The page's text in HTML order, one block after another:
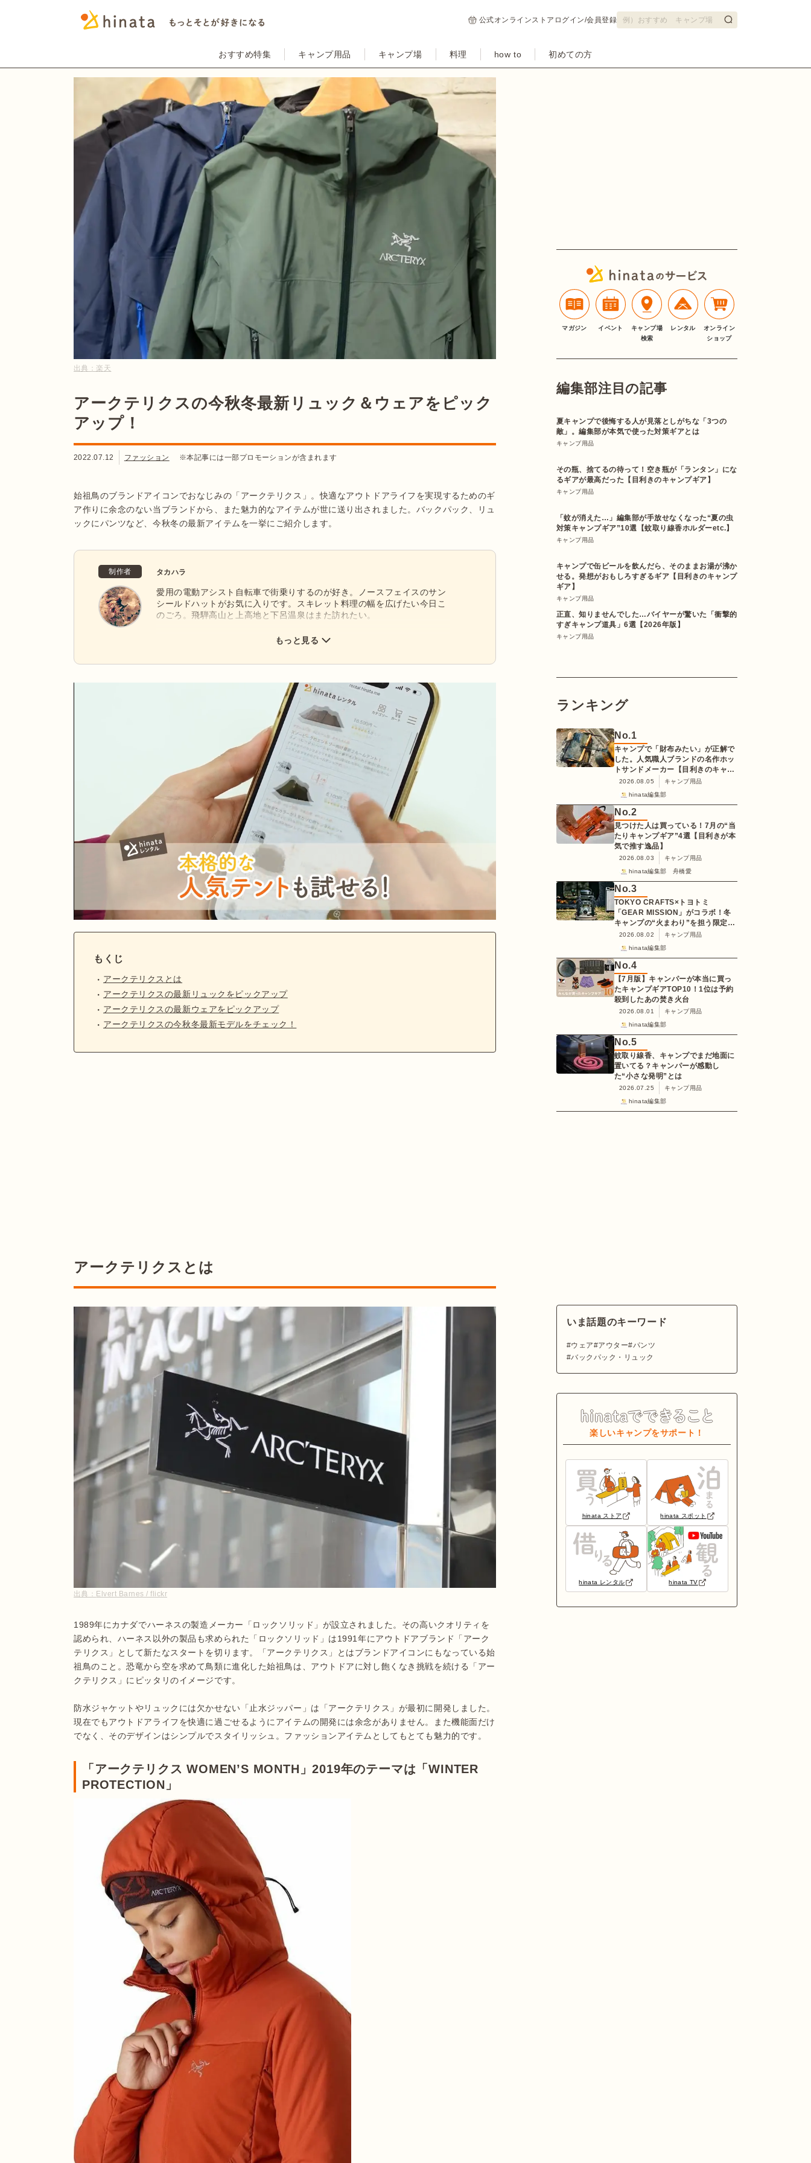
公式オンラインストア ログイン/会員登録
おすすめ特集 キャンプ用品 キャンプ場 料理 how to 初めての方
出典： 楽天
アークテリクスの今秋冬最新リュック＆ウェアをピック
アップ！
2022.07.12 ファッション ※本記事には一部プロモーションが含まれます
始祖鳥のブランドアイコンでおなじみの「アークテリクス」。快適なアウトドアライフを実現するためのギ
ア作りに余念のない当ブランドから、また魅力的なアイテムが世に送り出されました。バックパック、リュ
ックにパンツなど、今秋冬の最新アイテムを一挙にご紹介します。
制作者 タカハラ
愛用の電動アシスト自転車で街乗りするのが好き。ノースフェイスのサン
シールドハットがお気に入りです。スキレット料理の幅を広げたい今日こ
のごろ。飛騨高山と上高地と下呂温泉はまた訪れたい。
もっと見る
もくじ
アークテリクスとは
アークテリクスの最新リュックをピックアップ
アークテリクスの最新ウェアをピックアップ
アークテリクスの今秋冬最新モデルをチェック！
アークテリクスとは
出典： Elvert Barnes / flickr
1989年にカナダでハーネスの製造メーカー「ロックソリッド」が設立されました。その高いクオリティを
認められ、ハーネス以外の製品も求められた「ロックソリッド」は1991年にアウトドアブランド「アーク
テリクス」として新たなスタートを切ります。「アークテリクス」とはブランドアイコンにもなっている始
祖鳥のこと。恐竜から空を求めて鳥類に進化した始祖鳥は、アウトドアに対し飽くなき挑戦を続ける「アー
クテリクス」にピッタリのイメージです。
防水ジャケットやリュックには欠かせない「止水ジッパー」は「アークテリクス」が最初に開発しました。
現在でもアウトドアライフを快適に過ごせるようにアイテムの開発には余念がありません。また機能面だけ
でなく、そのデザインはシンプルでスタイリッシュ。ファッションアイテムとしてもとても魅力的です。
「アークテリクス WOMEN’S MONTH」2019年のテーマは「WINTER
PROTECTION」
マガジン イベント
キャンプ場
検索
レンタル
オンライン
ショップ
編集部注目の記事
夏キャンプで後悔する人が見落としがちな「3つの
敵」。編集部が本気で使った対策ギアとは
キャンプ用品
その瓶、捨てるの待って！空き瓶が「ランタン」にな
るギアが最高だった【目利きのキャンプギア】
キャンプ用品
「蚊が消えた…」編集部が手放せなくなった“夏の虫
対策キャンプギア”10選【蚊取り線香ホルダーetc.】
キャンプ用品
キャンプで缶ビールを飲んだら、そのままお湯が沸か
せる。発想がおもしろすぎるギア【目利きのキャンプ
ギア】
キャンプ用品
正直、知りませんでした…バイヤーが驚いた「衝撃的
すぎキャンプ道具」6選【2026年版】
キャンプ用品
ランキング
No.1
キャンプで「財布みたい」が正解で
した。人気職人ブランドの名作ホッ
トサンドメーカー【目利きのキャン
プギア】
2026.08.05
キャンプ用品
hinata編集部
No.2
見つけた人は買っている！7月の“当
たりキャンプギア”4選【目利きが本
気で推す逸品】
2026.08.03
キャンプ用品
hinata編集部 舟橋愛
No.3
TOKYO CRAFTS×トヨトミ
「GEAR MISSION」がコラボ！冬
キャンプの“火まわり”を担う限定
K3クッキングストーブが登場
2026.08.02
キャンプ用品
hinata編集部
No.4
【7月版】キャンパーが本当に買っ
たキャンプギアTOP10！1位は予約
殺到したあの焚き火台
2026.08.01
キャンプ用品
hinata編集部
No.5
蚊取り線香、キャンプでまだ地面に
置いてる？キャンパーが感動し
た“小さな発明”とは
2026.07.25
キャンプ用品
hinata編集部
いま話題のキーワード
ウェア アウター パンツ
バックパック・リュック
楽しいキャンプをサポート！
hinata ストア hinata スポット
hinata レンタル hinata TV